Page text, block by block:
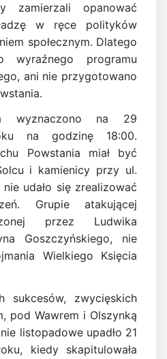
zamierzali opanować
w ręce polityków
społecznym. Dlatego
programu
ani nie przygotowano
wyznaczono na 29
na godzinę 18:00.
Powstania miał być
i kamienicy przy ul.
udało się zrealizować
Grupie atakującej
przez Ludwika
Goszczyńskiego, nie
Wielkiego Księcia
sukcesów, zwycięskich
pod Wawrem i Olszynką
listopadowe upadło 21
kiedy skapitulowała